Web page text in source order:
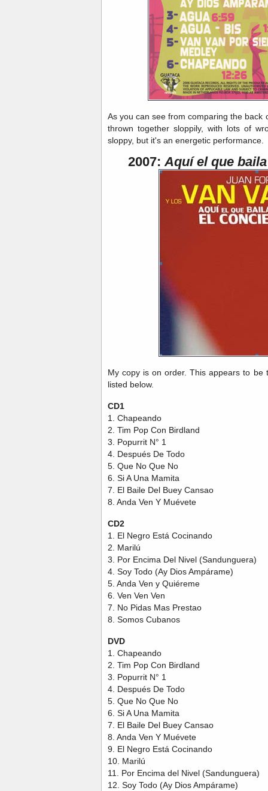
As you can see from comparing the back
thrown together sloppily, with lots of
sloppy, but it's an energetic performance.
2007: Aquí el que
My copy is on order. This appears to be
listed below.
CD1
1. Chapeando
2. Tim Pop Con Birdland
3. Popurrit N° 1
4. Después De Todo
5. Que No Que No
6. Si A Una Mamita
7. El Baile Del Buey Cansao
8. Anda Ven Y Muévete
CD2
1. El Negro Está Cocinando
2. Marilú
3. Por Encima Del Nivel (Sandunguera)
4. Soy Todo (Ay Dios Ampárame)
5. Anda Ven y Quiéreme
6. Ven Ven Ven
7. No Pidas Mas Prestao
8. Somos Cubanos
DVD
1. Chapeando
2. Tim Pop Con Birdland
3. Popurrit N° 1
4. Después De Todo
5. Que No Que No
6. Si A Una Mamita
7. El Baile Del Buey Cansao
8. Anda Ven Y Muévete
9. El Negro Está Cocinando
10. Marilú
11. Por Encima del Nivel (Sandunguera)
12. Soy Todo (Ay Dios Ampárame)